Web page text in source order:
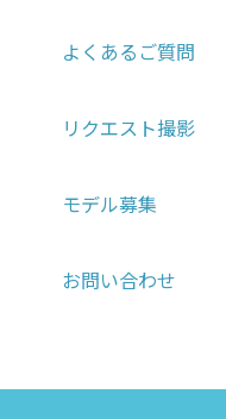
よくあるご質問
リクエスト撮影
モデル募集
お問い合わせ